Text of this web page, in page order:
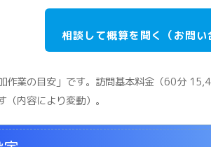
相談して概算を聞く（お問い
作業の目安」です。訪問基本料金（60分
（内容により変動）。